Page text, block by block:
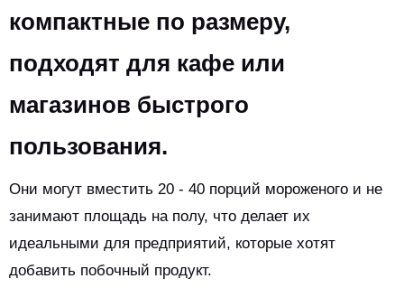
компактные по размеру,
подходят для кафе или
магазинов быстрого
пользования.
Они могут вместить 20 - 40 порций мороженого и не
занимают площадь на полу, что делает их
идеальными для предприятий, которые хотят
добавить побочный продукт.